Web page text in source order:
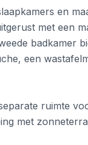
en
met een
badkamer
een
ruimte
met